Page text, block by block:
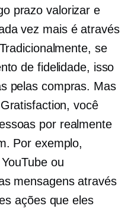
prazo valorizar e
vez mais é através
se
de fidelidade, isso
pelas compras. Mas
você
por realmente
Por exemplo,
ou
mensagens através
ações que eles